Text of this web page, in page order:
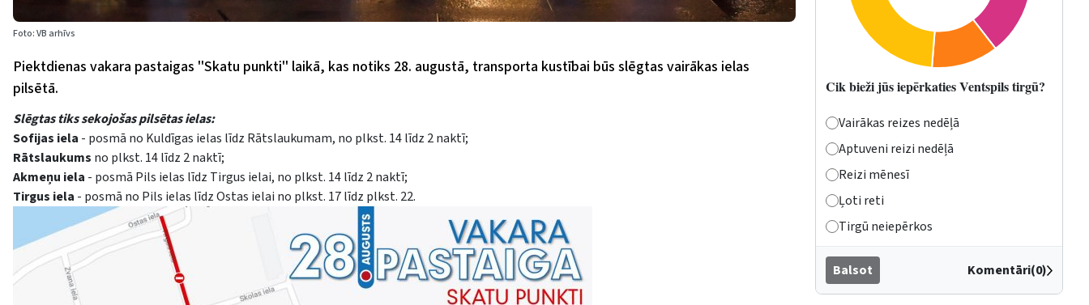
Foto: VB arhīvs
Piektdienas vakara pastaigas ''Skatu punkti'' laikā, kas notiks 28. augustā, transporta kustībai būs slēgtas vairākas ielas
pilsētā.
Slēgtas tiks sekojošas pilsētas ielas:
Sofijas iela - posmā no Kuldīgas ielas līdz Rātslaukumam, no plkst. 14 līdz 2 naktī;
Rātslaukums no plkst. 14 līdz 2 naktī;
Akmeņu iela - posmā Pils ielas līdz Tirgus ielai, no plkst. 14 līdz 2 naktī;
Tirgus iela - posmā no Pils ielas līdz Ostas ielai no plkst. 17 līdz plkst. 22.
Cik bieži jūs iepērkaties Ventspils tirgū?
Vairākas reizes nedēļā
Aptuveni reizi nedēļā
Reizi mēnesī
Ļoti reti
Tirgū neiepērkos
Balsot Komentāri(0)